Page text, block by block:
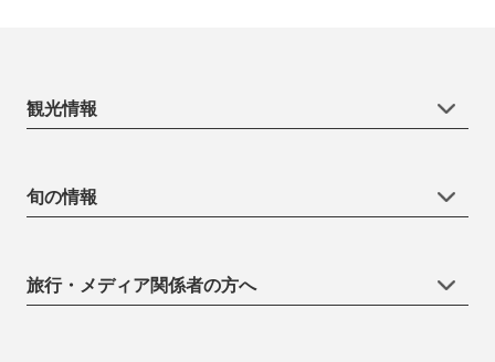
観光情報
旬の情報
旅行・メディア関係者の方へ